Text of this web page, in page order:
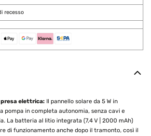
recesso
elettrica: Il pannello solare da 5 W in
pompa in completa autonomia, senza cavi e
La batteria al litio integrata (7,4 V | 2000 mAh)
di funzionamento anche dopo il tramonto, così il